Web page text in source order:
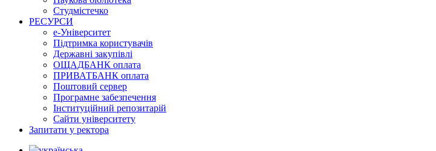
Студмістечко
РЕСУРСИ
е-Університет
Підтримка користувачів
Державні закупівлі
ОЩАДБАНК оплата
ПРИВАТБАНК оплата
Поштовий сервер
Програмне забезпечення
Інституційний репозитарій
Сайти університету
Запитати у ректора